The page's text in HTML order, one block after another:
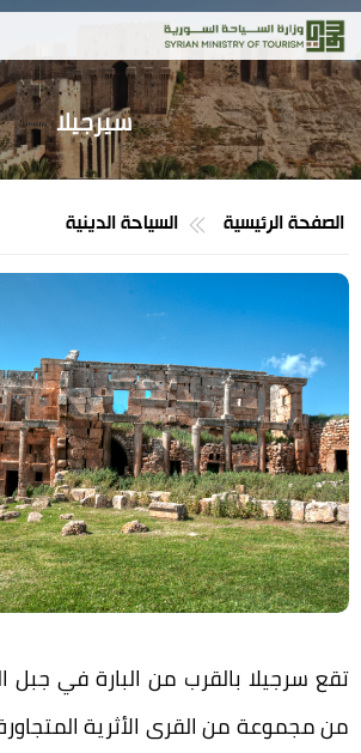
سيرجيلا
الصفحة الرئيسية السياحة الدينية
تقع سرجيلا بالقرب من البارة في جبل
من مجموعة من القرى الأثرية